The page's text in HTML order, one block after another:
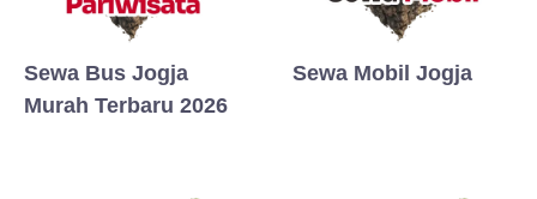
Sewa Bus Jogja
Murah Terbaru 2026
Sewa Mobil Jogja